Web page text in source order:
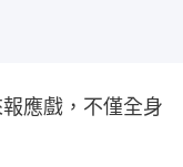
應戲，不僅全身